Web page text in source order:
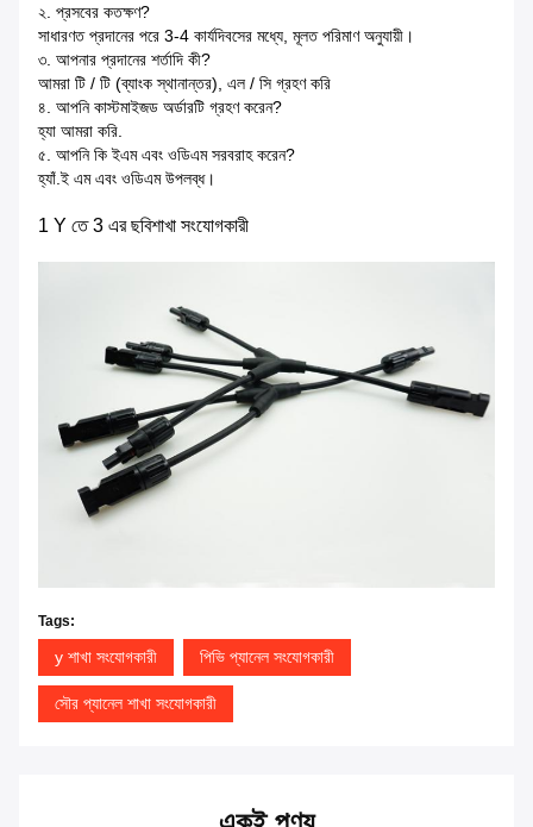
২. প্রসবের কতক্ষণ?
সাধারণত প্রদানের পরে 3-4 কার্যদিবসের মধ্যে, মূলত পরিমাণ অনুযায়ী।
৩. আপনার প্রদানের শর্তাদি কী?
আমরা টি / টি (ব্যাংক স্থানান্তর), এল / সি গ্রহণ করি
৪. আপনি কাস্টমাইজড অর্ডারটি গ্রহণ করেন?
হ্যা আমরা করি.
৫. আপনি কি ইএম এবং ওডিএম সরবরাহ করেন?
হ্যাঁ.ই এম এবং ওডিএম উপলব্ধ।
1 Y তে 3 এর ছবিশাখা সংযোগকারী
Tags:
y শাখা সংযোগকারী পিভি প্যানেল সংযোগকারী
সৌর প্যানেল শাখা সংযোগকারী